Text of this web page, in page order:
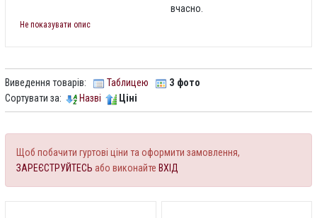
вчасно.
Не показувати опис
Виведення товарів: Таблицею
З фото
Сортувати за:
Назві Ціні
Щоб побачити гуртові ціни та оформити замовлення,
ЗАРЕЄСТРУЙТЕСЬ або виконайте ВХІД